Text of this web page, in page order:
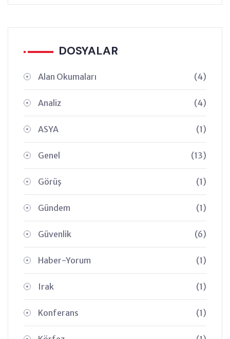
DOSYALAR
Alan Okumaları (4)
Analiz (4)
ASYA (1)
Genel (13)
Görüş (1)
Gündem (1)
Güvenlik (6)
Haber-Yorum (1)
Irak (1)
Konferans (1)